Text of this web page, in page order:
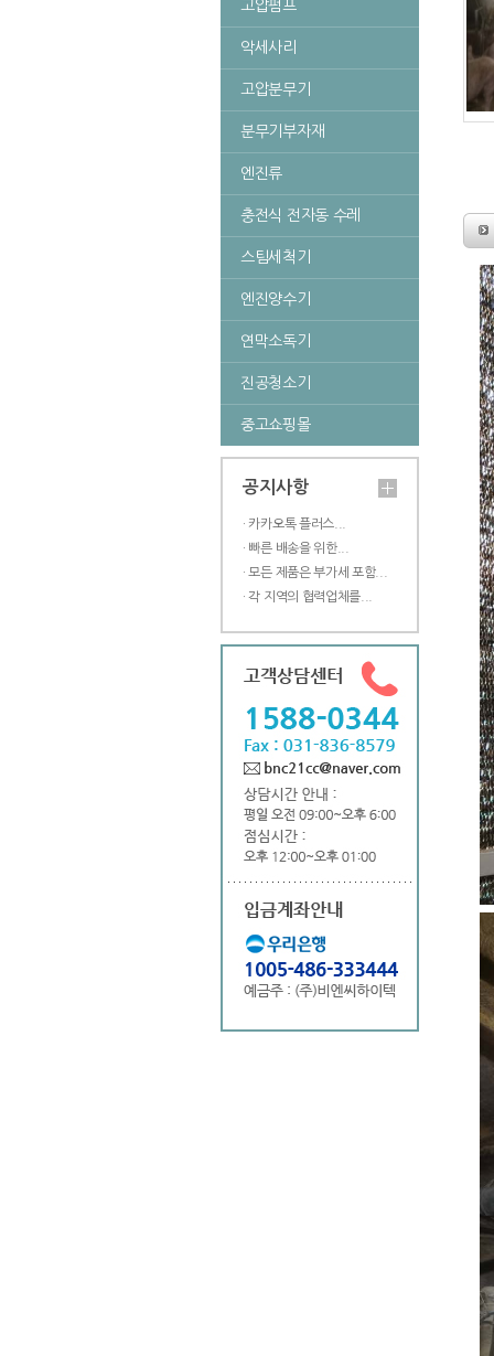
고압펌프
악세사리
고압분무기
분무기부자재
엔진류
충전식 전자동 수레
스팀세척기
엔진양수기
연막소독기
진공청소기
중고쇼핑몰
공지사항
· 카카오톡 플러스...
· 빠른 배송을 위한...
· 모든 제품은 부가세 포함...
· 각 지역의 협력업체를...